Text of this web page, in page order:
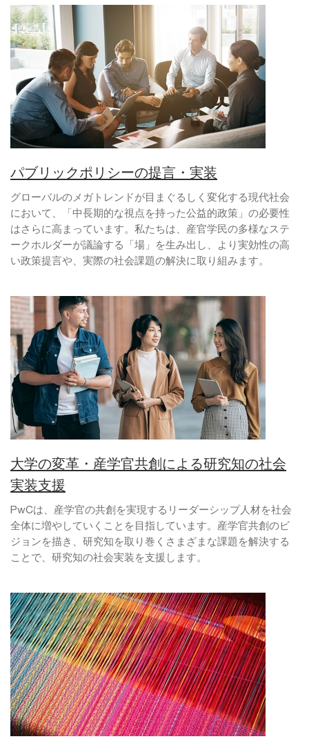
パブリックポリシーの提言・実装
グローバルのメガトレンドが目まぐるしく変化する現代社会
において、「中長期的な視点を持った公益的政策」の必要性
はさらに高まっています。私たちは、産官学民の多様なステ
ークホルダーが議論する「場」を生み出し、より実効性の高
い政策提言や、実際の社会課題の解決に取り組みます。
大学の変革・産学官共創による研究知の社会
実装支援
PwCは、産学官の共創を実現するリーダーシップ人材を社会
全体に増やしていくことを目指しています。産学官共創のビ
ジョンを描き、研究知を取り巻くさまざまな課題を解決する
ことで、研究知の社会実装を支援します。